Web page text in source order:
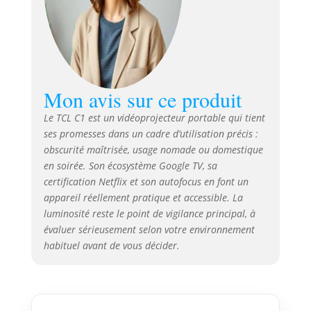
et les explosions les plus
puissantes gagnent une
profondeur inédite,
transformant votre pièce en une
salle de concert. Avec un niveau
de bruit inférieur à 30 dB,
même durant les scènes les
plus calmes, le son du
ventilateur ne vous dérangera
pas. 【Native 1080P, 4K et
HDR10 compatible, 230 ISO
Lumens pour des Couleurs
Parfaites】 - La technologie
ImmersiColor de TCL restitue les
détails avec une précision
chromatique impeccable,
optimisée pour une qualité
Mon avis sur ce produit
Le TCL C1 est un vidéoprojecteur portable qui tient
ses promesses dans un cadre d’utilisation précis :
obscurité maîtrisée, usage nomade ou domestique
en soirée. Son écosystème Google TV, sa
certification Netflix et son autofocus en font un
appareil réellement pratique et accessible. La
luminosité reste le point de vigilance principal, à
évaluer sérieusement selon votre environnement
habituel avant de vous décider.